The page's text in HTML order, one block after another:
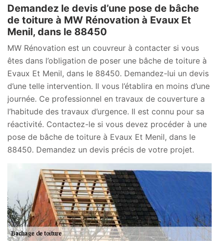
Demandez le devis d’une pose de bâche
de toiture à MW Rénovation à Evaux Et
Menil, dans le 88450
MW Rénovation est un couvreur à contacter si vous
êtes dans l’obligation de poser une bâche de toiture à
Evaux Et Menil, dans le 88450. Demandez-lui un devis
d’une telle intervention. Il vous l’établira en moins d’une
journée. Ce professionnel en travaux de couverture a
l’habitude des travaux d’urgence. Il est connu pour sa
réactivité. Contactez-le si vous devez procéder à une
pose de bâche de toiture à Evaux Et Menil, dans le
88450. Demandez un devis précis de votre projet.